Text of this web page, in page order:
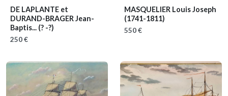
DE LAPLANTE et
DURAND-BRAGER Jean-
Baptis... (? -?)
250 €
MASQUELIER Louis Joseph
(1741-1811)
550 €